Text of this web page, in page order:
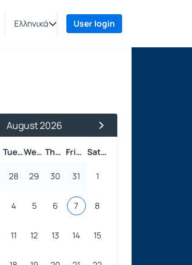
Ελληνικά User login
Month
August 2026
Next Month
Tuesday Wednesday Thursday Friday Saturday
28 29 30 31 1
4 5 6 7 8
11 12 13 14 15